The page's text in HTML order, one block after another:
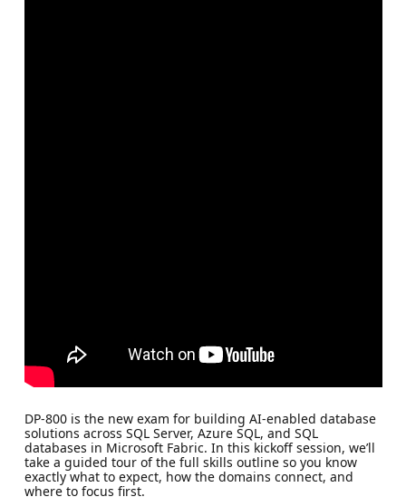
DP-800 is the new exam for building AI-enabled database
solutions across SQL Server, Azure SQL, and SQL
databases in Microsoft Fabric. In this kickoff session, we’ll
take a guided tour of the full skills outline so you know
exactly what to expect, how the domains connect, and
where to focus first.